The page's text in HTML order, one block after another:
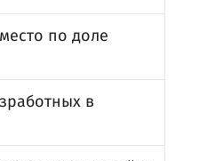
по доле
в